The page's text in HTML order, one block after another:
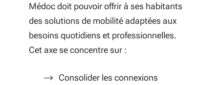
Médoc doit pouvoir offrir à ses habitants
des solutions de mobilité adaptées aux
besoins quotidiens et professionnelles.
Cet axe se concentre sur :
Consolider les connexions